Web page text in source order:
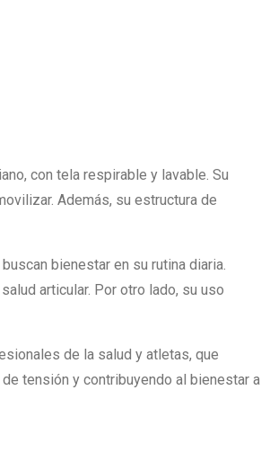
con tela respirable y lavable. Su
Además, su estructura de
bienestar en su rutina diaria.
articular. Por otro lado, su uso
de la salud y atletas, que
tensión y contribuyendo al bienestar a